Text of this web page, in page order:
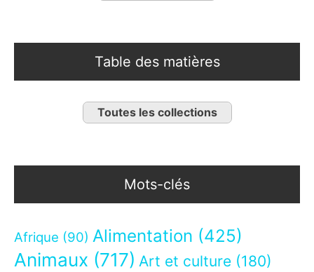
Table des matières
Toutes les collections
Mots-clés
Afrique (90) Alimentation (425)
Animaux (717) Art et culture (180)